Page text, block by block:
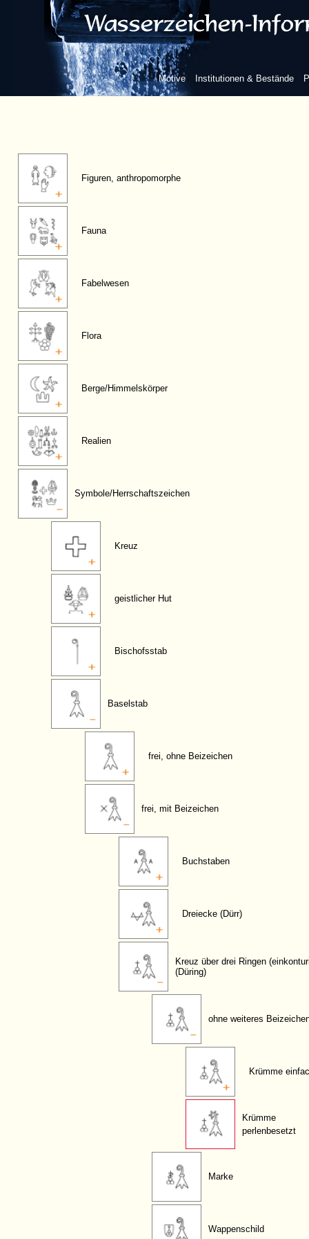
Motive Institutionen & Bestände
Figuren, anthropomorphe
Fauna
Fabelwesen
Flora
Berge/Himmelskörper
Realien
Symbole/Herrschaftszeichen
Kreuz
geistlicher Hut
Bischofsstab
Baselstab
frei, ohne Beizeichen
frei, mit Beizeichen
Buchstaben
Dreiecke (Dürr)
Kreuz über drei Ringen
(Düring)
ohne weiteres
Krümme
Krümme
perlenbesetzt
Marke
Wappenschild